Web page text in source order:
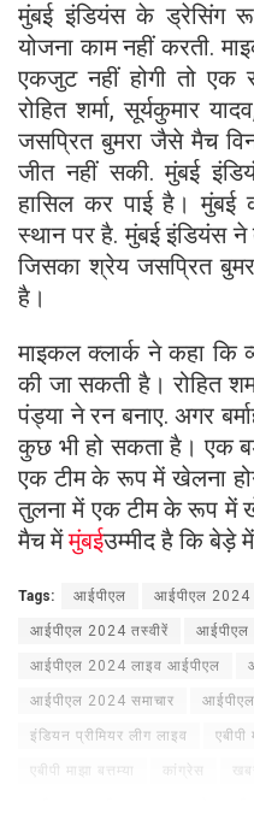
मुंबई इंडियंस के ड्रेसिंग
योजना काम नहीं करती.
एकजुट नहीं होगी तो
रोहित शर्मा, सूर्यकुमार
जसप्रित बुमरा जैसे मैच
जीत नहीं सकी. मुंबई
हासिल कर पाई है।
स्थान पर है. मुंबई इंडियंस ने
जिसका श्रेय जसप्रित
है।
माइकल क्लार्क ने कहा कि
की जा सकती है। रोहित
पंड्या ने रन बनाए. अगर
कुछ भी हो सकता है। एक
एक टीम के रूप में खेलना
तुलना में एक टीम के रूप में
मैच मेंमुंबईउम्मीद है कि बेड़े
Tags: आईपीएल आईपीएल 2024
आईपीएल 2024 तस्वीरें आईपीएल
आईपीएल 2024 लाइव आईपीएल
आईपीएल 2024 समाचार आईपीएल
इंडियन प्रीमियर लीग लाइव
एबीपी माझा बत्तम्या कांग्रेस